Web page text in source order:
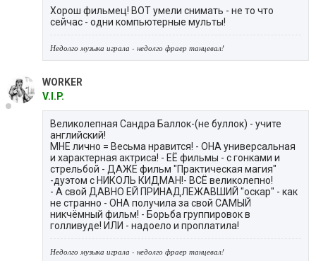
Хорош фильмец! ВОТ умели снимать - не то что
сейчас - одни компьютерные мульты!
Недолго музыка играла - недолго фраер танцевал!
WORKER
V.I.P.
Великолепная Сандра Баллок-(не буллок) - учите
английский!
МНЕ лично = Весьма нравится! - ОНА универсальная
и характерная актриса! - ЕЁ фильмы - с гонками и
стрельбой - ДАЖЕ фильм "Практическая магия"
-дуэтом с НИКОЛЬ КИДМАН!- ВСЁ великолепно!
- А свой ДАВНО ЕЙ ПРИНАДЛЕЖАВШИЙ "оскар" - как
не странно - ОНА получила за свой САМЫЙ
никчёмный фильм! - Борьба группировок в
голливуде! ИЛИ - надоело и проплатила!
Недолго музыка играла - недолго фраер танцевал!